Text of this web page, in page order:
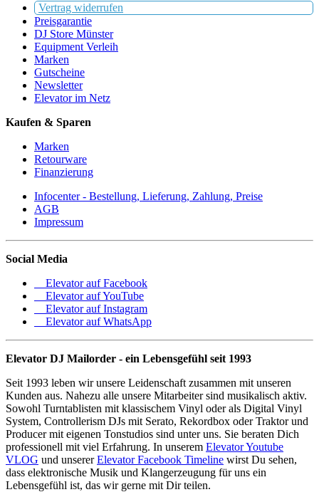
Vertrag widerrufen
Preisgarantie
DJ Store Münster
Equipment Verleih
Marken
Gutscheine
Newsletter
Elevator im Netz
Kaufen & Sparen
Marken
Retourware
Finanzierung
Infocenter - Bestellung, Lieferung, Zahlung, Preise
AGB
Impressum
Social Media
Elevator auf Facebook
Elevator auf YouTube
Elevator auf Instagram
Elevator auf WhatsApp
Elevator DJ Mailorder - ein Lebensgefühl seit 1993
Seit 1993 leben wir unsere Leidenschaft zusammen mit unseren
Kunden aus. Nahezu alle unsere Mitarbeiter sind musikalisch aktiv.
Sowohl Turntablisten mit klassischem Vinyl oder als Digital Vinyl
System, Controllerism DJs mit Serato, Rekordbox oder Traktor und
Producer mit eigenen Tonstudios sind unter uns. Sie beraten Dich
professionell mit viel Erfahrung. In unserem Elevator Youtube
VLOG und unsererElevator Facebook Timeline wirst Du sehen,
dass elektronische Musik und Klangerzeugung für uns ein
Lebensgefühl ist, das wir gerne mit Dir teilen.